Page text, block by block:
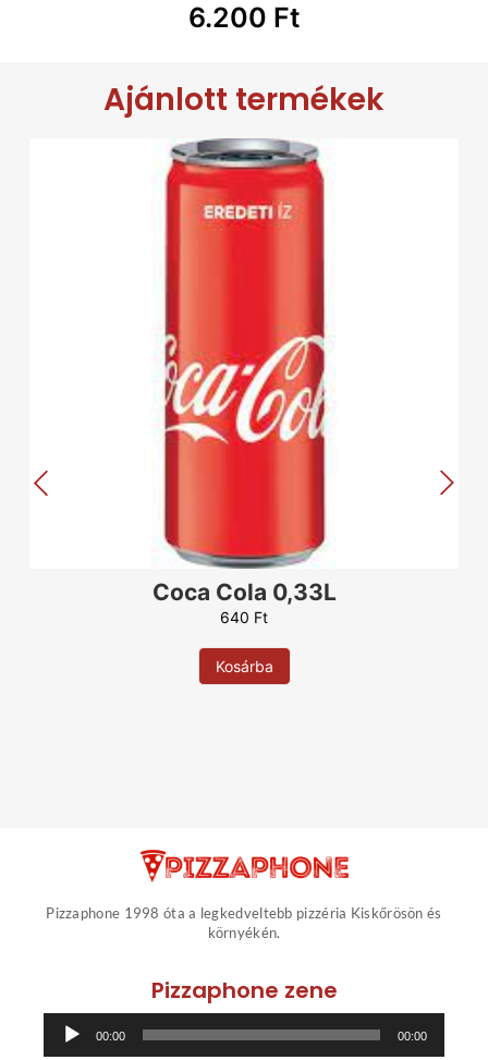
6.200 Ft
Ajánlott termékek
Coca Cola 0,33L
640 Ft
Kosárba
Pizzaphone 1998 óta a legkedveltebb pizzéria Kiskőrösön és
környékén.
Pizzaphone zene
Audió
00:00 00:00